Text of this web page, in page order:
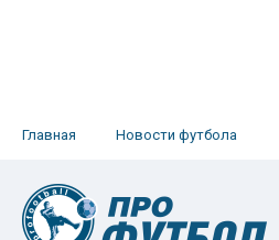
Главная Новости футбола